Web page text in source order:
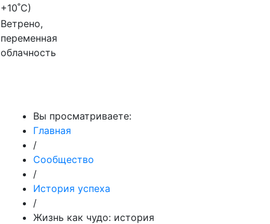
+10˚C)
Ветрено,
переменная
облачность
Вы просматриваете:
Главная
/
Сообщество
/
История успеха
/
Жизнь как чудо: история